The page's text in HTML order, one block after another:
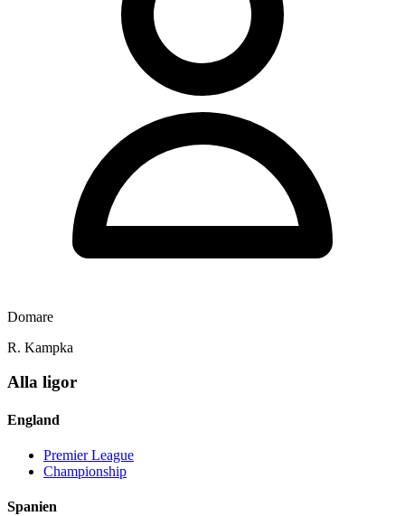
Domare
R. Kampka
Alla ligor
England
Premier League
Championship
Spanien